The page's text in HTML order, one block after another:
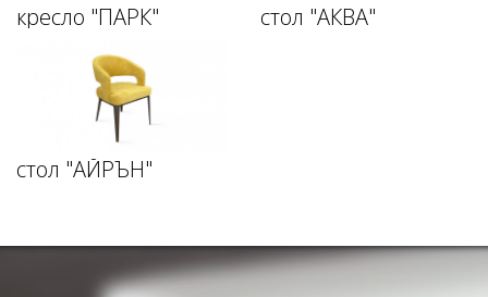
кресло "ПАРК" стол "АКВА"
стол "АЙРЪН"